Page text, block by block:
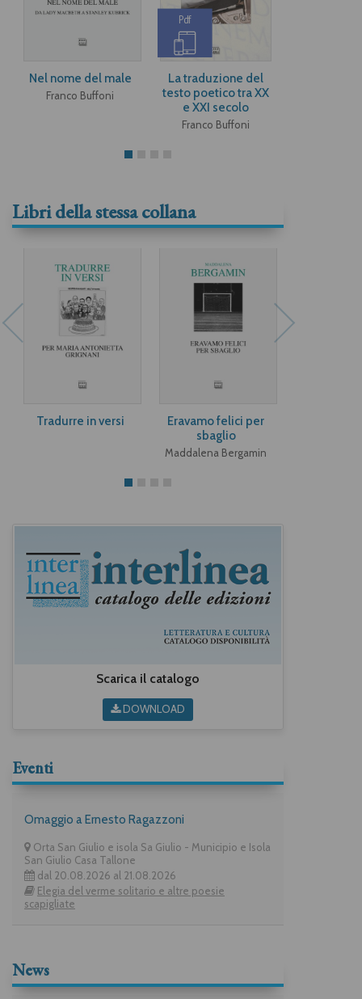
Nel nome del male
Franco Buffoni
Pdf
La traduzione del
testo poetico tra XX
e XXI secolo
Franco Buffoni
Libri della stessa collana
Tradurre in versi
Eravamo felici per
sbaglio
Maddalena Bergamin
Scarica il catalogo
DOWNLOAD
Eventi
Omaggio a Ernesto Ragazzoni
Orta San Giulio e isola Sa Giulio - Municipio e Isola
San Giulio Casa Tallone
dal 20.08.2026 al 21.08.2026
Elegia del verme solitario e altre poesie
scapigliate
News